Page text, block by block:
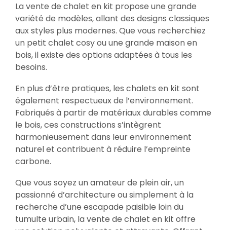
La vente de chalet en kit propose une grande
variété de modèles, allant des designs classiques
aux styles plus modernes. Que vous recherchiez
un petit chalet cosy ou une grande maison en
bois, il existe des options adaptées à tous les
besoins.
En plus d’être pratiques, les chalets en kit sont
également respectueux de l’environnement.
Fabriqués à partir de matériaux durables comme
le bois, ces constructions s’intègrent
harmonieusement dans leur environnement
naturel et contribuent à réduire l’empreinte
carbone.
Que vous soyez un amateur de plein air, un
passionné d’architecture ou simplement à la
recherche d’une escapade paisible loin du
tumulte urbain, la vente de chalet en kit offre